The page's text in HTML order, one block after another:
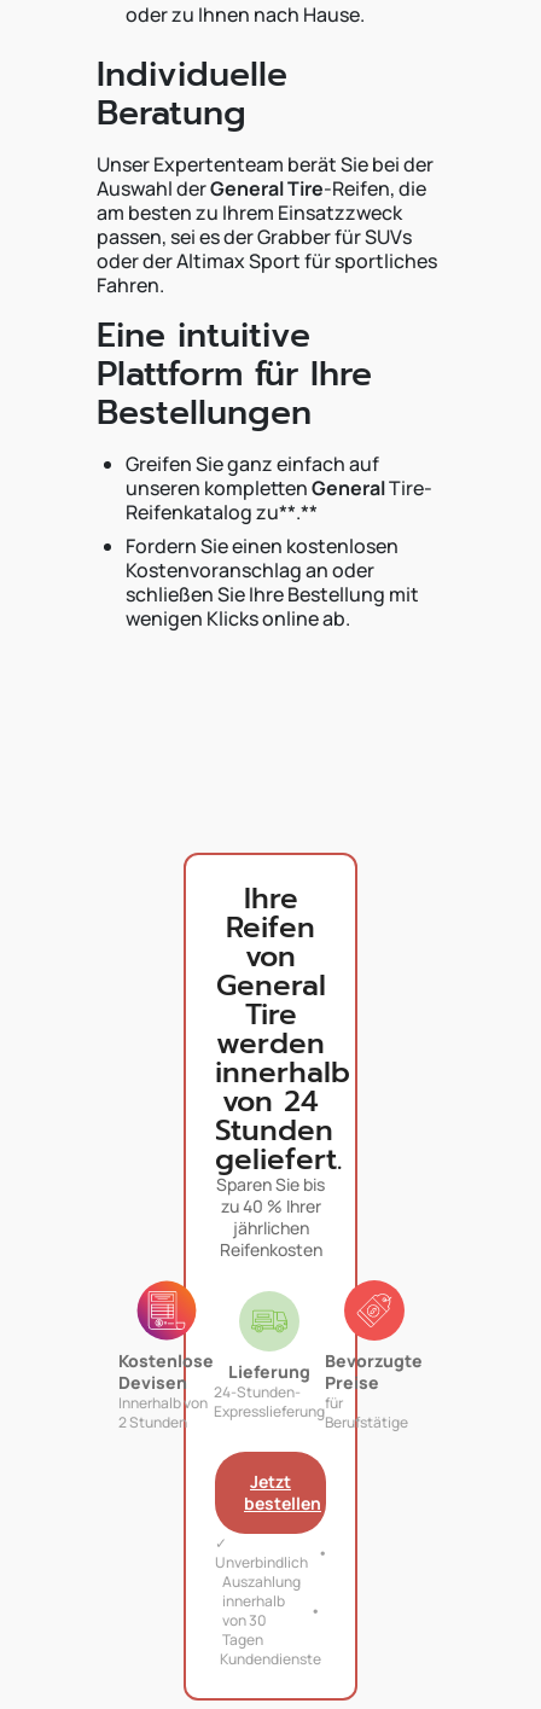
oder zu Ihnen nach Hause.
Individuelle
Beratung
Unser Expertenteam berät Sie bei der
Auswahl derGeneral Tire-Reifen, die
am besten zu Ihrem Einsatzzweck
passen, sei es der Grabber für SUVs
oder der Altimax Sport für sportliches
Fahren.
Eine intuitive
Plattform für Ihre
Bestellungen
Greifen Sie ganz einfach auf
unseren komplettenGeneralTire-
Reifenkatalog zu**.**
Fordern Sie einen kostenlosen
Kostenvoranschlag an oder
schließen Sie Ihre Bestellung mit
wenigen Klicks online ab.
Ihre
Reifen
von
General
Tire
werden
innerhalb
von 24
Stunden
geliefert.
Sparen Sie bis
zu 40 % Ihrer
jährlichen
Reifenkosten
Kostenlose
Devisen
Innerhalb von
2 Stunden
Lieferung
24-Stunden-
Expresslieferung
Bevorzugte
Preise
für
Berufstätige
Jetzt
bestellen
✓
Unverbindlich
Auszahlung
innerhalb
von 30
Tagen
Kundendienste